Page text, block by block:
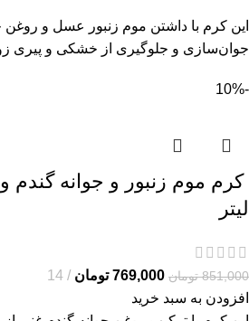
این کرم با داشتن موم زنبور عسل و روغن
جوان‌سازی و جلوگیری از خشکی و
-10%
لیتر
851,000 تومان 769,000 تومان
14
افزودن به سبد خرید